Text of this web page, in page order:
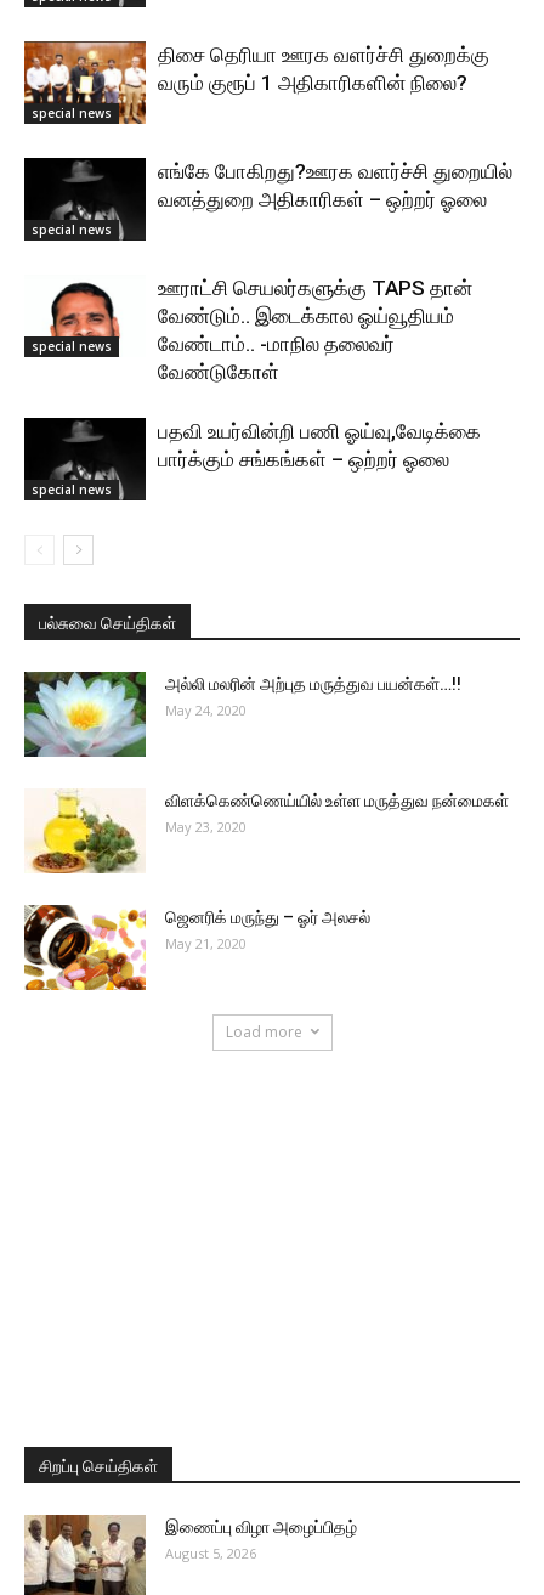
special news
திசை தெரியா ஊரக வளர்ச்சி துறைக்கு
வரும் குரூப் 1 அதிகாரிகளின் நிலை?
special news
எங்கே போகிறது?ஊரக வளர்ச்சி துறையில்
வனத்துறை அதிகாரிகள் – ஒற்றர் ஓலை
special news
ஊராட்சி செயலர்களுக்கு TAPS தான்
வேண்டும்.. இடைக்கால ஓய்வூதியம்
வேண்டாம்.. -மாநில தலைவர்
வேண்டுகோள்
special news
பதவி உயர்வின்றி பணி ஓய்வு,வேடிக்கை
பார்க்கும் சங்கங்கள் – ஒற்றர் ஓலை
பல்சுவை செய்திகள்
அல்லி மலரின் அற்புத மருத்துவ பயன்கள்…!!
May 24, 2020
விளக்கெண்ணெய்யில் உள்ள மருத்துவ நன்மைகள்
May 23, 2020
ஜெனரிக் மருந்து – ஓர் அலசல்
May 21, 2020
Load more
சிறப்பு செய்திகள்
இணைப்பு விழா அழைப்பிதழ்
August 5, 2026